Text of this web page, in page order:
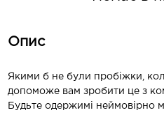
Опис
Якими б не були пробіжки,
допоможе вам зробити це з
Будьте одержимі неймовірно